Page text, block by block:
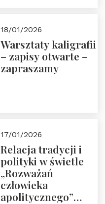
18/01/2026
Warsztaty kaligrafii
– zapisy otwarte –
zapraszamy
17/01/2026
Relacja tradycji i
polityki w świetle
„Rozważań
człowieka
apolitycznego”